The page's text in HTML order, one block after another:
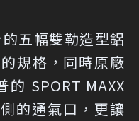
五幅雙勒造型鋁
規格，同時原廠
SPORT MAXX
的通氣口，更讓